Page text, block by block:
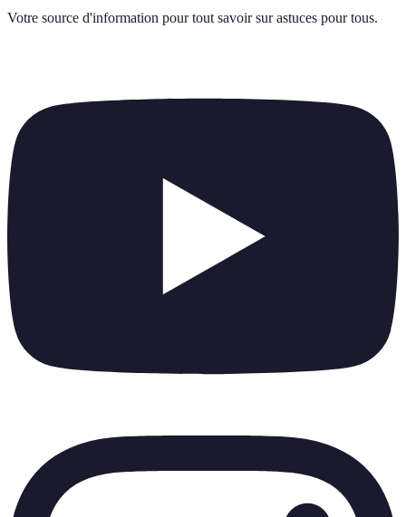
Votre source d'information pour tout savoir sur astuces pour tous.